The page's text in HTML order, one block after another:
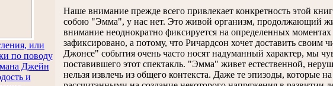
или
по поводу
Джейн
и
Наше внимание прежде всего привлекает конкретность этой
собою "Эмма", у нас нет. Это живой организм, продолжающий
внимание неоднократно фиксируется на определенных
зафиксировано, а потому, что Ричардсон хочет доставить
Джонсе" события очень часто носят надуманный характер, мы
поставившего этот спектакль. "Эмма" живет естественной,
нельзя извлечь из общего контекста. Даже те эпизоды, которые